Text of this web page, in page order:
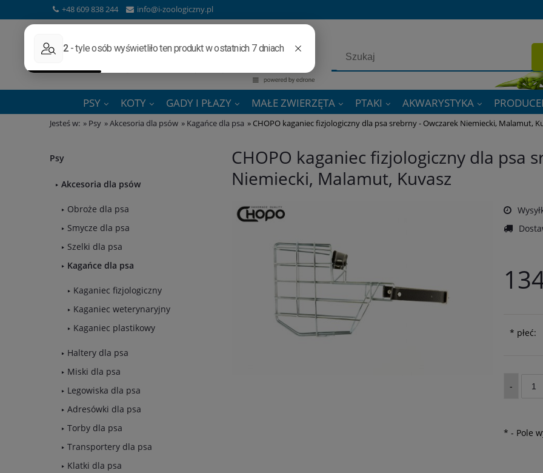
+48 609 838 244 info@i-zoologiczny.pl
PSY KOTY GADY I PŁAZY MAŁE ZWIERZĘTA PTAKI AKWARYSTYKA
Jesteś w: » Psy »Akcesoria dla psów » Kagańce dla psa » CHOPO kaganiec fizjologiczny dla psa srebrny - Owczarek Niemiecki, Malamut,
Psy
Akcesoria dla psów
Obroże dla psa
Smycze dla psa
Szelki dla psa
Kagańce dla psa
Kaganiec fizjologiczny
Kaganiec weterynaryjny
Kaganiec plastikowy
Haltery dla psa
Miski dla psa
Legowiska dla psa
Adresówki dla psa
Torby dla psa
Transportery dla psa
Klatki dla psa
CHOPO kaganiec fizjologiczny dla psa
Niemiecki, Malamut, Kuvasz
* płeć:
-
* - Pole